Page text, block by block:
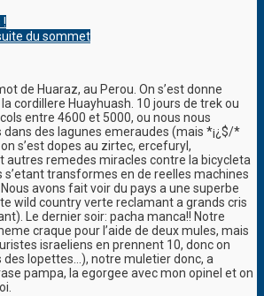
du sommet
de Huaraz, au Perou. On s’est donne
cordillere Huayhuash. 10 jours de trek ou
entre 4600 et 5000, ou nous nous
des lagunes emeraudes (mais *¡¿$/*
s’est dopes au zirtec, ercefuryl,
remedes miracles contre la bicycleta
s’etant transformes en de reelles machines
avons fait voir du pays a une superbe
wild country verte reclamant a grands cris
Le dernier soir: pacha manca!! Notre
craque pour l’aide de deux mules, mais
israeliens en prennent 10, donc on
des lopettes…), notre muletier donc, a
pampa, la egorgee avec mon opinel et on